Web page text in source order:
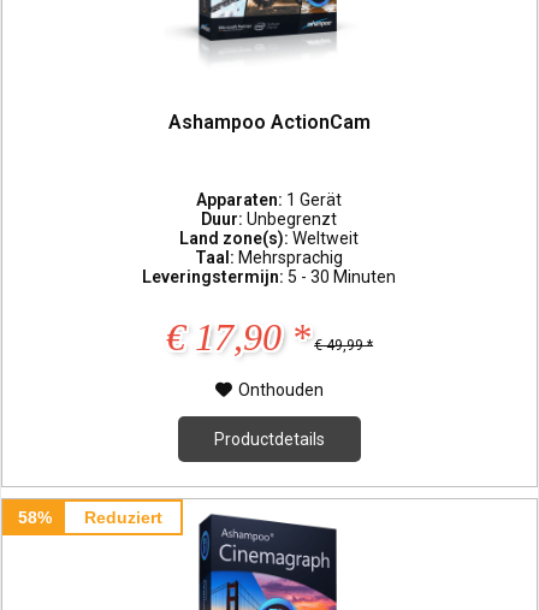
Ashampoo ActionCam
Apparaten: 1 Gerät
Duur:Unbegrenzt
Land zone(s):Weltweit
Taal:Mehrsprachig
Leveringstermijn: 5 - 30 Minuten
€ 17,90 * € 49,99 *
Onthouden
Productdetails
58% Reduziert